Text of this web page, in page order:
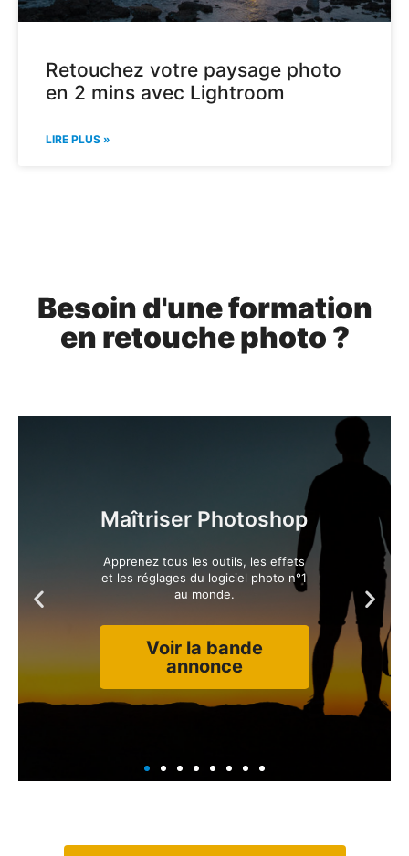
Retouchez votre paysage photo
en 2 mins avec Lightroom
LIRE PLUS »
Besoin d'une formation
en retouche photo ?
Maîtriser Photoshop
Apprenez tous les outils, les effets
et les réglages du logiciel photo n°1
au monde.
Voir la bande
annonce